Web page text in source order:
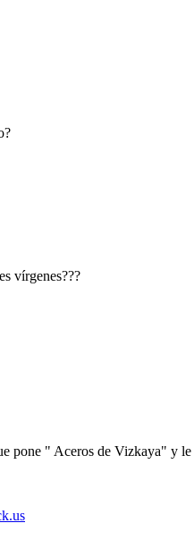
vírgenes???
pone " Aceros de Vizkaya" y